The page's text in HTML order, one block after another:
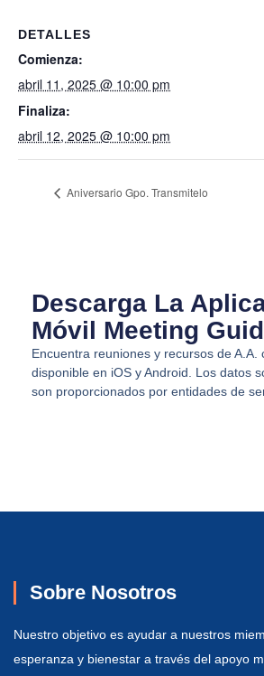
DETALLES
Comienza:
abril 11, 2025 @ 10:00 pm
Finaliza:
abril 12, 2025 @ 10:00 pm
Aniversario Gpo. Transmitelo
Descarga La
Móvil Meeting
Encuentra reuniones y recursos de A.A.
disponible en iOS y Android. Los datos
son proporcionados por entidades de
Sobre Nosotros
Nuestro objetivo es ayudar a nuestros
esperanza y bienestar a través del apoyo